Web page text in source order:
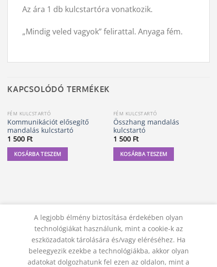
Az ára 1 db kulcstartóra vonatkozik.
„Mindig veled vagyok” felirattal. Anyaga fém.
KAPCSOLÓDÓ TERMÉKEK
FÉM KULCSTARTÓ
Kommunikációt elősegítő
mandalás kulcstartó
1 500 Ft
KOSÁRBA TESZEM
FÉM KULCSTARTÓ
Összhang mandalás
kulcstartó
1 500 Ft
KOSÁRBA TESZEM
KAPCSOLAT ADATVÉDELMI NYILATKOZAT
ÁSZF
A legjobb élmény biztosítása érdekében olyan
technológiákat használunk, mint a cookie-k az
eszközadatok tárolására és/vagy eléréséhez. Ha
beleegyezik ezekbe a technológiákba, akkor olyan
adatokat dolgozhatunk fel ezen az oldalon, mint a